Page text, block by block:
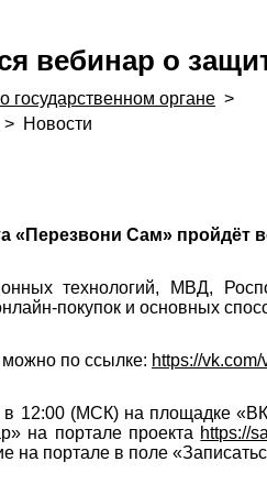
вебинар о
государственном органе >
> Новости
«Перезвони Сам» пройдёт
технологий, МВД,
покупок и основных
по ссылке: https://
12:00 (МСК) на площадке
на портале проекта https://
на портале в поле